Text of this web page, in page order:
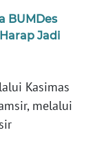
BUMDes
Jadi
Kasimas
melalui